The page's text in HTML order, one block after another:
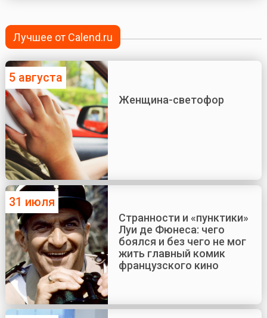
Лучшее от Calend.ru
5 августа
Женщина-светофор
31 июля
Странности и «пунктики»
Луи де Фюнеса: чего
боялся и без чего не мог
жить главный комик
французского кино